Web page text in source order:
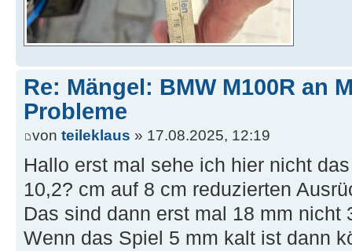
Re: Mängel: BMW M100R an
Probleme
von teileklaus » 17.08.2025, 12:19
Hallo erst mal sehe ich hier nicht
10,2? cm auf 8 cm reduzierten
Das sind dann erst mal 18 mm nicht
Wenn das Spiel 5 mm kalt ist dann